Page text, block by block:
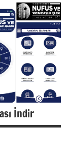
İndir